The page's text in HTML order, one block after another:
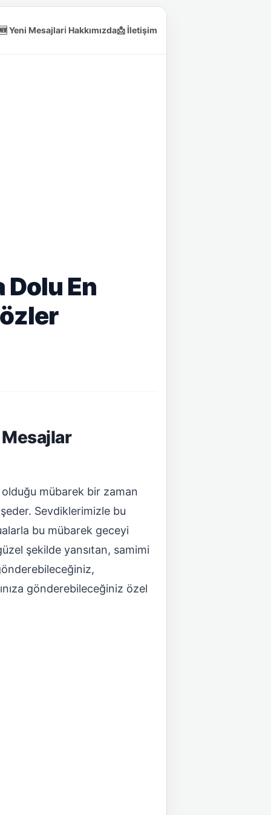
Yeni Mesajlarℹ️ Hakkımızda📩 İletişim
En
mübarek bir zaman
Sevdiklerimizle bu
bu mübarek geceyi
şekilde yansıtan, samimi
gönderebileceğiniz özel